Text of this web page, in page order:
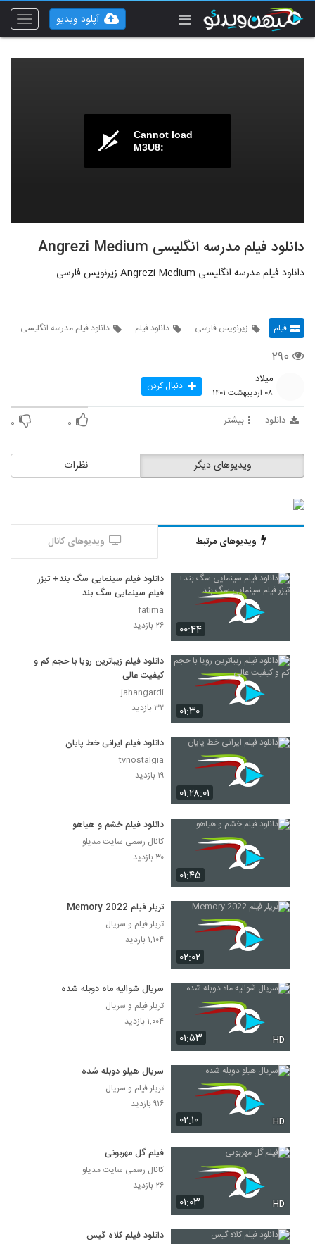
Toggle
آپلود ویدیو
Cannot load
M3U8:
دانلود فیلم مدرسه انگلیسی Angrezi Medium
دانلود فیلم مدرسه انگلیسی Angrezi Medium زیرنویس فارسی
فیلم زیرنویس فارسی دانلود فیلم دانلود فیلم مدرسه انگلیسی
۲۹۰
میلاد
۰۸ اردیبهشت ۱۴۰۱ دنبال کردن
دانلود بیشتر ۰ ۰
نظرات ویدیوهای دیگر
ویدیوهای مرتبط ویدیوهای کانال
۰۰:۴۴
دانلود فیلم سینمایی سگ بند+ تیزر
فیلم سینمایی سگ بند
fatima
۲۶ بازدید
۰۱:۳۰
دانلود فیلم زیباترین رویا با حجم کم و
کیفیت عالی
jahangardi
۳۲ بازدید
۰۱:۲۸:۰۱
دانلود فیلم ایرانی خط پایان
tvnostalgia
۱۹ بازدید
۰۱:۴۵
دانلود فیلم خشم و هیاهو
کانال رسمی سایت مدیلو
۳۰ بازدید
۰۲:۰۲
تریلر فیلم Memory 2022
تریلر فیلم و سریال
۱,۱۰۴ بازدید
۰۱:۵۳ HD
سریال شوالیه ماه دوبله شده
تریلر فیلم و سریال
۱,۰۰۴ بازدید
۰۲:۱۰ HD
سریال هیلو دوبله شده
تریلر فیلم و سریال
۹۱۶ بازدید
۰۱:۰۳ HD
فیلم گل مهربونی
کانال رسمی سایت مدیلو
۲۶ بازدید
دانلود فیلم کلاه گیس